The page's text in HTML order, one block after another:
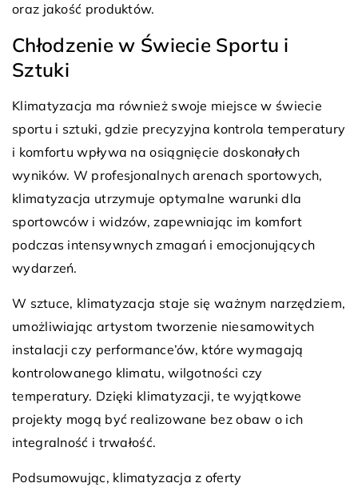
oraz jakość produktów.
Chłodzenie w Świecie Sportu i
Sztuki
Klimatyzacja ma również swoje miejsce w świecie
sportu i sztuki, gdzie precyzyjna kontrola temperatury
i komfortu wpływa na osiągnięcie doskonałych
wyników. W profesjonalnych arenach sportowych,
klimatyzacja utrzymuje optymalne warunki dla
sportowców i widzów, zapewniając im komfort
podczas intensywnych zmagań i emocjonujących
wydarzeń.
W sztuce, klimatyzacja staje się ważnym narzędziem,
umożliwiając artystom tworzenie niesamowitych
instalacji czy performance’ów, które wymagają
kontrolowanego klimatu, wilgotności czy
temperatury. Dzięki klimatyzacji, te wyjątkowe
projekty mogą być realizowane bez obaw o ich
integralność i trwałość.
Podsumowując, klimatyzacja z oferty